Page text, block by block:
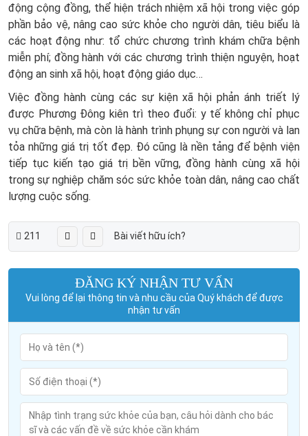
động cộng đồng, thể hiện trách nhiệm xã hội trong việc góp
phần bảo vệ, nâng cao sức khỏe cho người dân, tiêu biểu là
các hoạt động như: tổ chức chương trình khám chữa bệnh
miễn phí; đồng hành với các chương trình thiện nguyện, hoạt
động an sinh xã hội, hoạt động giáo dục…
Việc đồng hành cùng các sự kiện xã hội phản ánh triết lý
được Phương Đông kiên trì theo đuổi: y tế không chỉ phục
vụ chữa bệnh, mà còn là hành trình phụng sự con người và lan
tỏa những giá trị tốt đẹp. Đó cũng là nền tảng để bệnh viện
tiếp tục kiến tạo giá trị bền vững, đồng hành cùng xã hội
trong sự nghiệp chăm sóc sức khỏe toàn dân, nâng cao chất
lượng cuộc sống.
211 Bài viết hữu ích?
ĐĂNG KÝ NHẬN TƯ VẤN
Vui lòng để lại thông tin và nhu cầu của Quý khách để được
nhận tư vấn